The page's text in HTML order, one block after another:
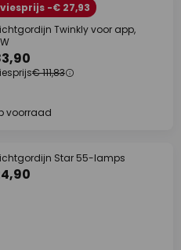
-€ 27,93
lichtgordijn Twinkly voor app,
€ 111,83
voorraad
lichtgordijn Star 55-lamps